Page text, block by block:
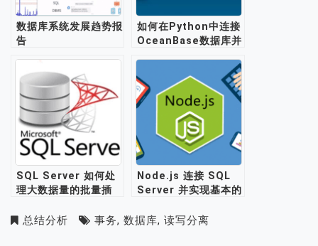
数据库系统发展趋势报
告
如何在Python中连接
OceanBase数据库并
SQL Server 如何处
理大数据量的批量插
Node.js 连接 SQL
Server 并实现基本的
总结分析 事务, 数据库, 读写分离